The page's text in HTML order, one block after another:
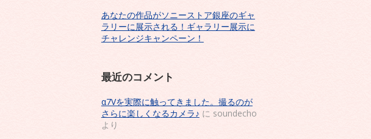
あなたの作品がソニーストア銀座のギャ
ラリーに展示される！ギャラリー展示に
チャレンジキャンペーン！
最近のコメント
α7Vを実際に触ってきました。撮るのが
さらに楽しくなるカメラ♪ に soundecho
より